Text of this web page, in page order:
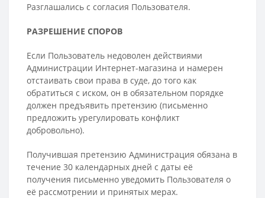
Разглашались с согласия Пользователя.
РАЗРЕШЕНИЕ СПОРОВ
Если Пользователь недоволен действиями
Администрации Интернет-магазина и намерен
отстаивать свои права в суде, до того как
обратиться с иском, он в обязательном порядке
должен предъявить претензию (письменно
предложить урегулировать конфликт
добровольно).
Получившая претензию Администрация обязана в
течение 30 календарных дней с даты её
получения письменно уведомить Пользователя о
её рассмотрении и принятых мерах.